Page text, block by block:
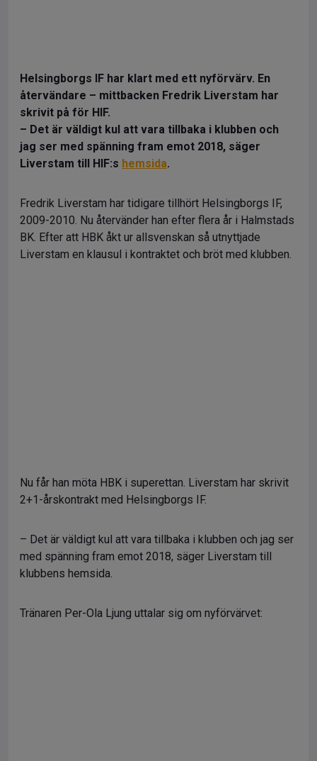
Helsingborgs IF har klart med ett nyförvärv. En
återvändare – mittbacken Fredrik Liverstam har
skrivit på för HIF.
– Det är väldigt kul att vara tillbaka i klubben och
jag ser med spänning fram emot 2018, säger
Liverstam till HIF:s hemsida.
Fredrik Liverstam har tidigare tillhört Helsingborgs IF,
2009-2010. Nu återvänder han efter flera år i Halmstads
BK. Efter att HBK åkt ur allsvenskan så utnyttjade
Liverstam en klausul i kontraktet och bröt med klubben.
Nu får han möta HBK i superettan. Liverstam har skrivit
2+1-årskontrakt med Helsingborgs IF.
– Det är väldigt kul att vara tillbaka i klubben och jag ser
med spänning fram emot 2018, säger Liverstam till
klubbens hemsida.
Tränaren Per-Ola Ljung uttalar sig om nyförvärvet: